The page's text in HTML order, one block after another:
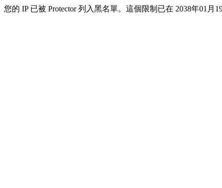
您的 IP 已被 Protector 列入黑名單。這個限制已在 2038年01月